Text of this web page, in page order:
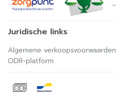
Juridische links
Algemene verkoopsvoorwaarden
ODR-platform